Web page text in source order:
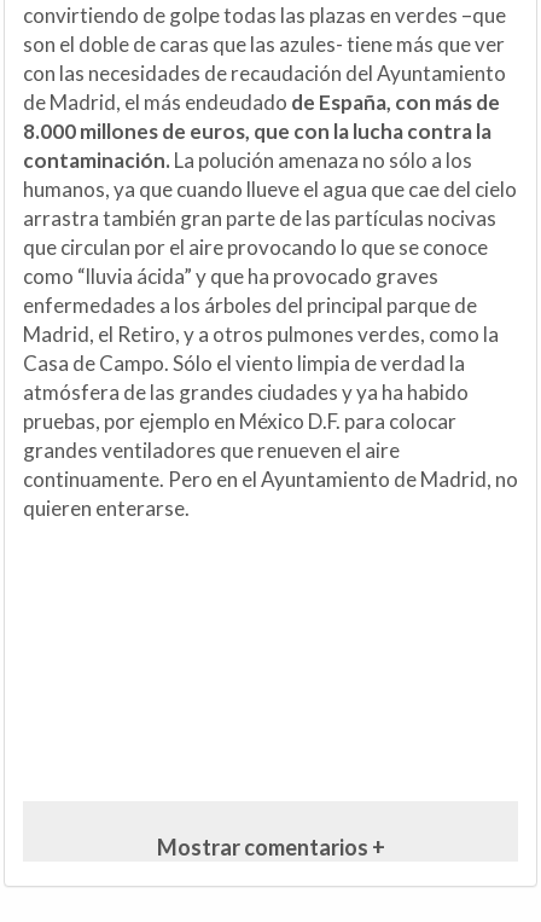
convirtiendo de golpe todas las plazas en verdes –que
son el doble de caras que las azules- tiene más que ver
con las necesidades de recaudación del Ayuntamiento
de Madrid, el más endeudado de España, con más de
8.000 millonesde euros, que con la lucha contra la
contaminación. La polución amenaza no sólo a los
humanos, ya que cuando llueve el agua que cae del cielo
arrastra también gran parte de las partículas nocivas
que circulan por el aire provocando lo que se conoce
como “lluvia ácida” y que ha provocado graves
enfermedades a los árboles del principal parque de
Madrid, el Retiro, y a otros pulmones verdes, como la
Casa de Campo. Sólo el viento limpia de verdad la
atmósfera de las grandes ciudades y ya ha habido
pruebas, por ejemplo en México D.F. para colocar
grandes ventiladores que renueven el aire
continuamente. Pero en el Ayuntamiento de Madrid, no
quieren enterarse.
Mostrar comentarios +